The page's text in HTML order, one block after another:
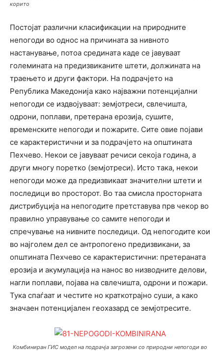
корито
Постојат различни класификации на природните
непогоди во однос на причината за нивното
настанување, потоа средината каде се јавуваат
големината на предизвиканите штети, должината на
траењето и други фактори. На подрачјето на
Република Македонија како најважни потенцијални
непогоди се издвојуваат: земјотреси, свлечишта,
одрони, поплави, претерана ерозија, сушите,
временските непогоди и пожарите. Сите овие појави
се карактеристични и за подрачјето на општината
Пехчево. Некои се јавуваат речиси секоја година, а
други многу поретко (земјотреси). Исто така, некои
непогоди може да предизвикаат значителни штети и
последици во просторот. Во таа смисла просторната
дистрибуција на непогодите претставува прв чекор во
правилно управување со самите непогоди и
спречување на нивните последици. Од непогодите кои
во најголем дел се антропогено предизвикани, за
општината Пехчево се карактеристични: претераната
ерозија и акумулација на нанос во низводните делови,
нагли поплави, појава на свлечишта, одрони и пожари.
Тука спаѓаат и честите но краткотрајно суши, а како
значаен потенцијален геохазард се земјотресите.
Комбиниран ГИС модел на подрачја загрозени со природни непогоди во